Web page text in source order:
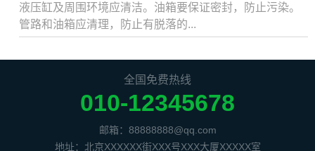
液压缸及周围环境应清洁。油箱要保证密封，防止污染。
管路和油箱应清理，防止有脱落的...
全国免费热线
010-12345678
邮箱：88888888@qq.com
地址：北京XXXXXX街XXX号XXX大厦XXXXX室